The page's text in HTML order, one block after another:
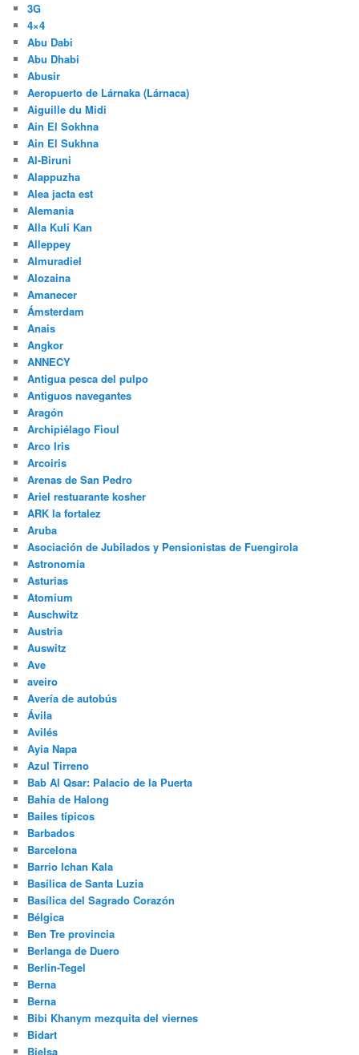
3G
4×4
Abu Dabi
Abu Dhabi
Abusir
Aeropuerto de Lárnaka (Lárnaca)
Aiguille du Midi
Ain El Sokhna
Ain El Sukhna
Al-Biruni
Alappuzha
Alea jacta est
Alemania
Alla Kuli Kan
Alleppey
Almuradiel
Alozaina
Amanecer
Ámsterdam
Anais
Angkor
ANNECY
Antigua pesca del pulpo
Antiguos navegantes
Aragón
Archipiélago Fioul
Arco Iris
Arcoiris
Arenas de San Pedro
Ariel restuarante kosher
ARK la fortalez
Aruba
Asociación de Jubilados y Pensionistas de Fuengirola
Astronomía
Asturias
Atomium
Auschwitz
Austria
Auswitz
Ave
aveiro
Avería de autobús
Ávila
Avilés
Ayia Napa
Azul Tirreno
Bab Al Qsar: Palacio de la Puerta
Bahía de Halong
Bailes típicos
Barbados
Barcelona
Barrio Ichan Kala
Basílica de Santa Luzia
Basílica del Sagrado Corazón
Bélgica
Ben Tre provincia
Berlanga de Duero
Berlin-Tegel
Berna
Berna
Bibi Khanym mezquita del viernes
Bidart
Bielsa